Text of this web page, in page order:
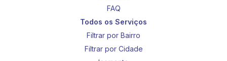
FAQ
Todos os Serviços
Filtrar por Bairro
Filtrar por Cidade